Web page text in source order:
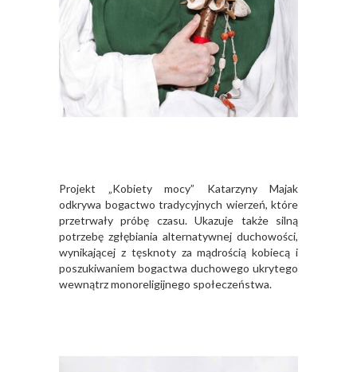
Projekt „Kobiety mocy” Katarzyny Majak
odkrywa bogactwo tradycyjnych wierzeń, które
przetrwały próbę czasu. Ukazuje także silną
potrzebę zgłębiania alternatywnej duchowości,
wynikającej z tęsknoty za mądrością kobiecą i
poszukiwaniem bogactwa duchowego ukrytego
wewnątrz monoreligijnego społeczeństwa.